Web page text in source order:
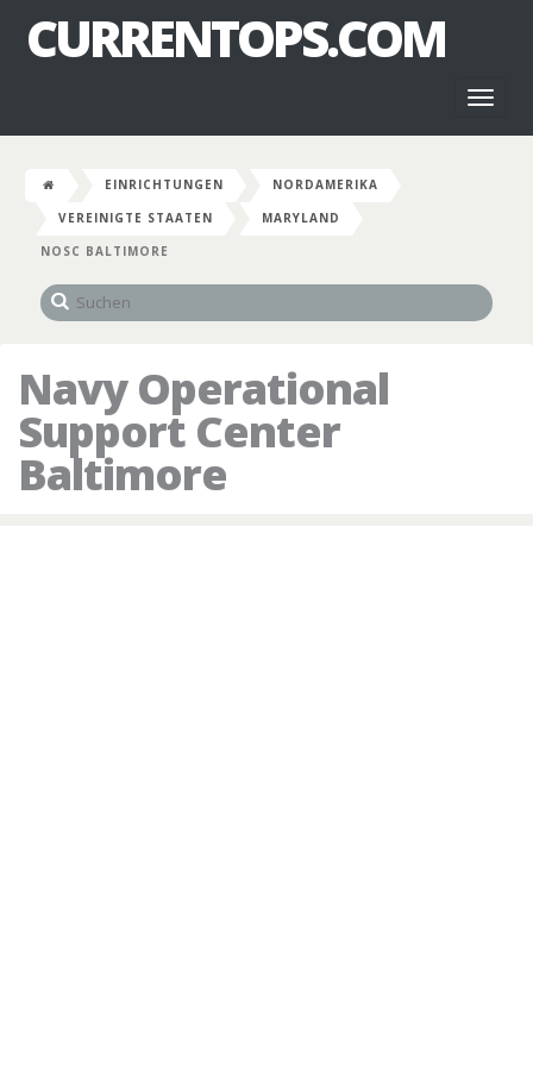
CURRENTOPS.COM
EINRICHTUNGEN
NORDAMERIKA
VEREINIGTE STAATEN
MARYLAND
NOSC BALTIMORE
Navy Operational
Support Center
Baltimore